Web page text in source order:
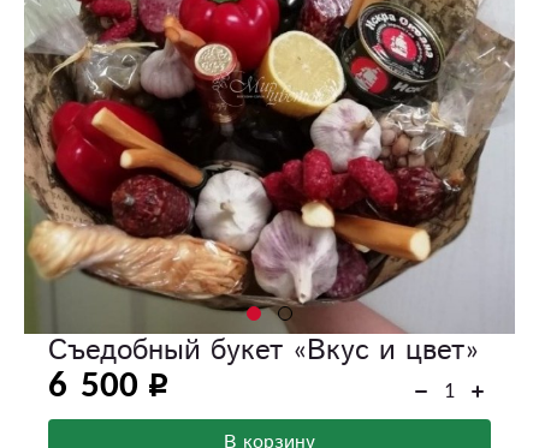
Съедобный букет «Вкус и цвет»
6 500